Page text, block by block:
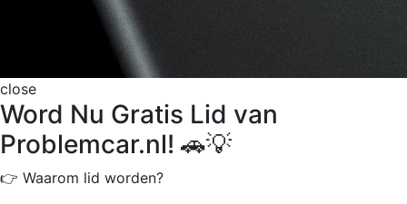
close
Word Nu Gratis Lid van
Problemcar.nl! 🚗💡
👉 Waarom lid worden?